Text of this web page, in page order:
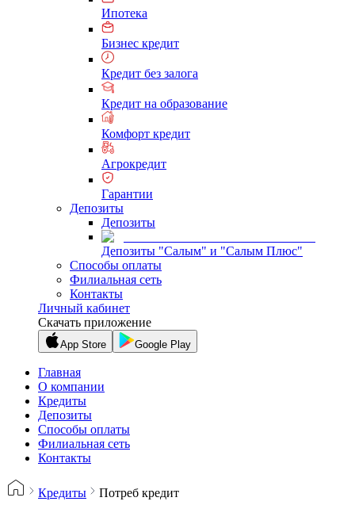
Ипотека
Бизнес кредит
Кредит без залога
Кредит на образование
Комфорт кредит
Агрокредит
Гарантии
Депозиты
Депозиты
Депозиты "Салым" и "Салым Плюс"
Способы оплаты
Филиальная сеть
Контакты
Личный кабинет
Скачать приложение
App Store Google Play
Главная
О компании
Кредиты
Депозиты
Способы оплаты
Филиальная сеть
Контакты
Кредиты Потреб кредит